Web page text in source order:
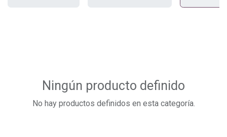
Ningún producto definido
No hay productos definidos en esta categoría.